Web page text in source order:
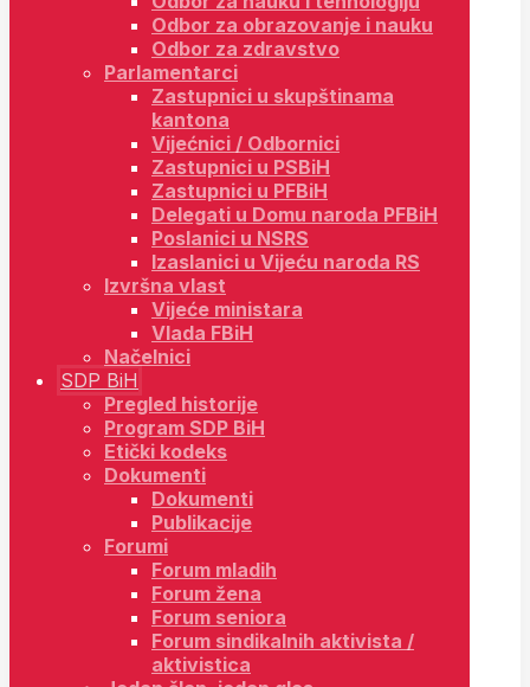
Odbor za obrazovanje i nauku
Odbor za zdravstvo
Parlamentarci
Zastupnici u skupštinama
kantona
Vijećnici / Odbornici
Zastupnici u PSBiH
Zastupnici u PFBiH
Delegati u Domu naroda PFBiH
Poslanici u NSRS
Izaslanici u Vijeću naroda RS
Izvršna vlast
Vijeće ministara
Vlada FBiH
Načelnici
SDP BiH
Pregled historije
Program SDP BiH
Etički kodeks
Dokumenti
Dokumenti
Publikacije
Forumi
Forum mladih
Forum žena
Forum seniora
Forum sindikalnih aktivista /
aktivistica